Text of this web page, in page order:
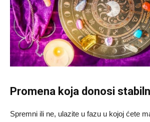
Promena koja donosi
Spremni ili ne, ulazite u fazu u kojoj ćete